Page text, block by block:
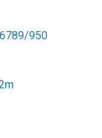
950